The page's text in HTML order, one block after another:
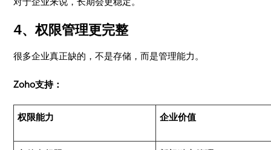
4、权限管理更完整
很多企业真正缺的，不是存储，而是管理能力。
Zoho支持：
权限能力 企业价值